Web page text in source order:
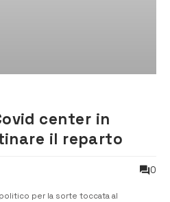
center in
il reparto
0
per la sorte toccata al